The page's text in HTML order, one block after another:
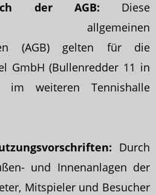
der AGB: Diese
allgemeinen
(AGB) gelten für die
GmbH (Bullenredder 11 in
im weiteren Tennishalle
Durch
und Innenanlagen der
Mitspieler und Besucher